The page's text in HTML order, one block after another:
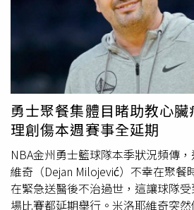
訊息相當錯愕，一名記者就表示「
始關注他了，但我從來沒有見過他
用說有什麼緋聞了。」大谷翔平在2
文，宣布了結婚喜訊，指出對象是日
（加一狗）將攜手相互支持，然後希
邁步」。
勇士聚餐集體目睹助教心
理創傷本週賽事全延期
NBA金州勇士籃球隊本季狀況頻傳
維奇（Dejan Milojević）不幸在聚餐
在緊急送醫後不治過世，這讓球隊
場比賽都延期舉行。米洛耶維奇突